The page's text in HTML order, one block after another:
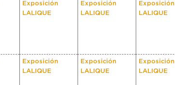
Exposición
LALIQUE
Exposición
LALIQUE
Exposición
LALIQUE
Exposición
LALIQUE
Exposición
LALIQUE
Exposición
LALIQUE